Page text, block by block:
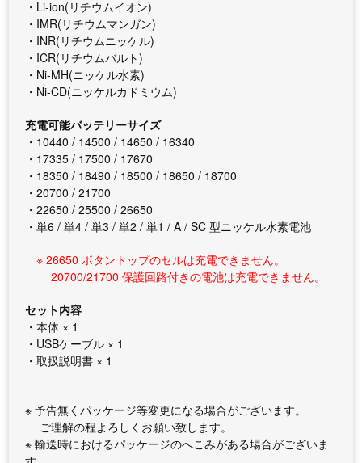
・Li-ion(リチウムイオン)
・IMR(リチウムマンガン)
・INR(リチウムニッケル)
・ICR(リチウムバルト)
・Ni-MH(ニッケル水素)
・Ni-CD(ニッケルカドミウム)
充電可能バッテリーサイズ
・10440 / 14500 / 14650 / 16340
・17335 / 17500 / 17670
・18350 / 18490 / 18500 / 18650 / 18700
・20700 / 21700
・22650 / 25500 / 26650
・単6 / 単4 / 単3 / 単2 / 単1 / A / SC 型ニッケル水素電池
※ 26650 ボタントップのセルは充電できません。
20700/21700 保護回路付きの電池は充電できません。
セット内容
・本体 × 1
・USBケーブル × 1
・取扱説明書 × 1
※ 予告無くパッケージ等変更になる場合がございます。
ご理解の程よろしくお願い致します。
※ 輸送時におけるパッケージのへこみがある場合がございま